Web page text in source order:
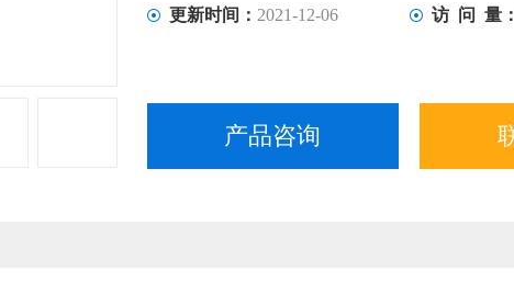
更新时间： 2021-12-06 访 问 量：
产品咨询